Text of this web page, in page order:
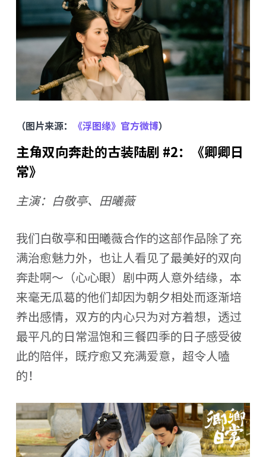
（图片来源： 《浮图缘》官方微博）
主角双向奔赴的古装陆剧 #2：《卿卿日
常》
主演：白敬亭、田曦薇
我们白敬亭和田曦薇合作的这部作品除了充
满治愈魅力外，也让人看见了最美好的双向
奔赴啊～（心心眼）剧中两人意外结缘，本
来毫无瓜葛的他们却因为朝夕相处而逐渐培
养出感情，双方的内心只为对方着想，透过
最平凡的日常温饱和三餐四季的日子感受彼
此的陪伴，既疗愈又充满爱意，超令人嗑
的！